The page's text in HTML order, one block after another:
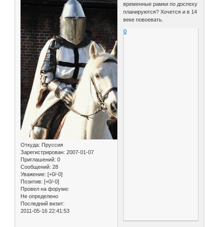
Откуда: Пруссия
Зарегистрирован: 2007-01-07
Приглашений: 0
Сообщений: 28
Уважение: [+0/-0]
Позитив: [+0/-0]
Провел на форуме:
Не определено
Последний визит:
2011-05-16 22:41:53
временные рамки по доспеху
планируются? Хочется и в 14
веке повоевать.
0